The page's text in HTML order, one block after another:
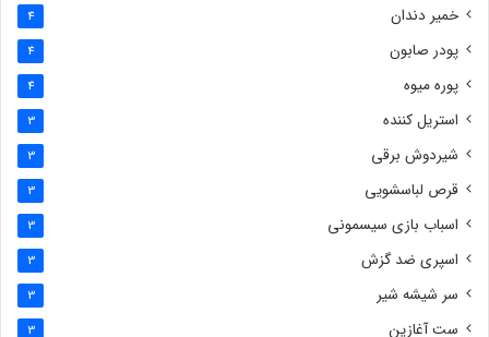
خمیر دندان 4
پودر صابون 4
پوره میوه 4
استریل کننده 3
شیردوش برقی 3
قرص لباسشویی 3
اسباب بازی سیسمونی 3
اسپری ضد گزش 3
سر شیشه شیر 3
ست آغازین 3